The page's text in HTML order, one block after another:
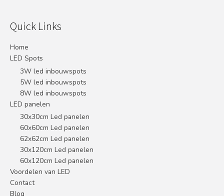
Quick Links
Home
LED Spots
3W led inbouwspots
5W led inbouwspots
8W led inbouwspots
LED panelen
30x30cm Led panelen
60x60cm Led panelen
62x62cm Led panelen
30x120cm Led panelen
60x120cm Led panelen
Voordelen van LED
Contact
Blog